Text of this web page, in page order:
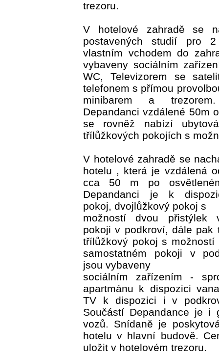
trezoru.
V hotelové zahradě se
postavených studií
vlastním vchodem do
vybaveny sociálním
WC, Televizorem se
telefonem s přímou
minibarem a
Depandanci vzdálené 50m
se rovněž nabízí
třílůžkových pokojích s
V hotelové zahradě se
hotelu , která je vzdálená
cca 50 m po
Depandanci je k
pokoj, dvojlůžkový pokoj s
možností dvou přistýlek
pokoji v podkroví, dále pak
třílůžkový pokoj s možností
samostatném pokoji v
jsou vybaveny
sociálním zařízením -
apartmánu k dispozici
TV k dispozici i v
Součástí Depandance je
vozů. Snídaně je
hotelu v hlavní budově.
uložit v hotelovém trezoru.